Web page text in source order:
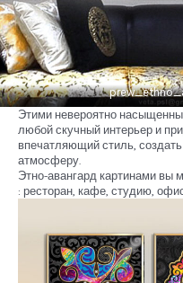
Этими невероятно
любой скучный интерьер и
впечатляющий стиль,
атмосферу.
Этно-авангард картинами вы
: ресторан, кафе, студию,